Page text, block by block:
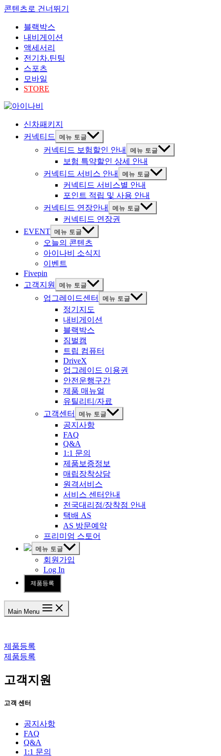
콘텐츠로 건너뛰기
블랙박스
내비게이션
액세서리
전기차.틴팅
스포츠
모바일
STORE
신차패키지
커넥티드
메뉴 토글
커넥티드 보험할인 안내 메뉴 토글
보험 특약할인 상세 안내
커넥티드 서비스 안내
메뉴 토글
커넥티드 서비스별 안내
포인트 적립 및 사용 안내
커넥티드 연장안내
메뉴 토글
커넥티드 연장권
EVENT 메뉴 토글
오늘의 콘텐츠
아이나비 소식지
이벤트
Fivepin
고객지원
메뉴 토글
업그레이드센터 메뉴 토글
정기지도
내비게이션
블랙박스
짐벌캠
트립 컴퓨터
DriveX
업그레이드 이용권
안전운행구간
제품 매뉴얼
유틸리티/자료
고객센터
메뉴 토글
공지사항
FAQ
Q&A
1:1 문의
제품보증정보
매립장착상담
원격서비스
서비스 센터안내
전국대리점/장착점 안내
택배 AS
AS 방문예약
프리미엄 스토어
메뉴 토글
회원가입
Log In
제품등록
Main Menu
제품등록
제품등록
고객지원
고객 센터
공지사항
FAQ
Q&A
1:1 문의